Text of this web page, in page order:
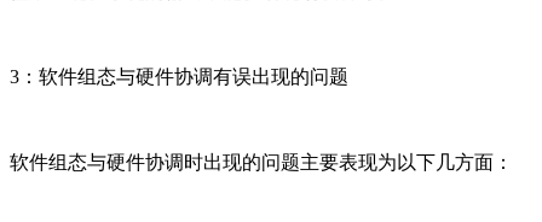
3：软件组态与硬件协调有误出现的问题
软件组态与硬件协调时出现的问题主要表现为以下几方面：